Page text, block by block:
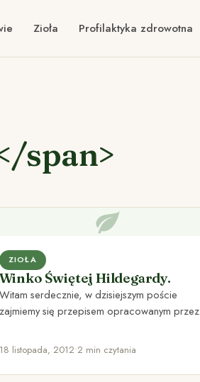
Zioła Profilaktyka zdrowotna
span>
ZIOŁA
Winko Świętej Hildegardy.
Witam serdecznie, w dzisiejszym poście
zajmiemy się przepisem opracowanym przez
ziołolecznictwa i naturalnego pożywienia…
18 listopada, 2012•2 min czytania